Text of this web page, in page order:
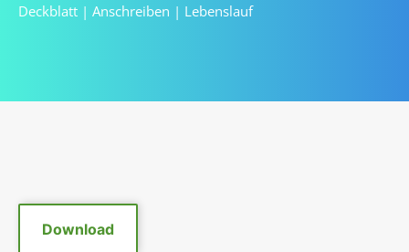
Deckblatt | Anschreiben | Lebenslauf
Download